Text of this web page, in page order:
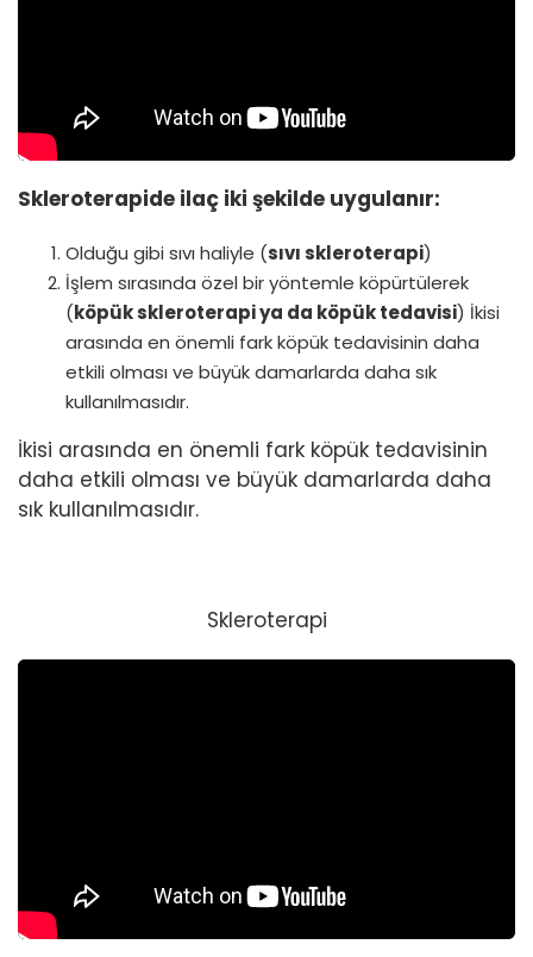
Skleroterapide ilaç iki şekilde uygulanır:
Olduğu gibi sıvı haliyle (sıvı skleroterapi)
İşlem sırasında özel bir yöntemle köpürtülerek
(köpük skleroterapi ya da köpük tedavisi) İkisi
arasında en önemli fark köpük tedavisinin daha
etkili olması ve büyük damarlarda daha sık
kullanılmasıdır.
İkisi arasında en önemli fark köpük tedavisinin
daha etkili olması ve büyük damarlarda daha
sık kullanılmasıdır.
Skleroterapi